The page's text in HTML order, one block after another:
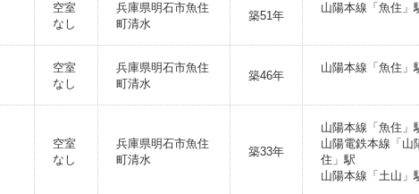
空室
なし
兵庫県明石市魚住
町清水
築51年
山陽本線「魚住」
空室
なし
兵庫県明石市魚住
町清水
築46年
山陽本線「魚住」
空室
なし
兵庫県明石市魚住
町清水
築33年
山陽本線「魚住」
山陽電鉄本線「山
住」駅
山陽本線「土山」